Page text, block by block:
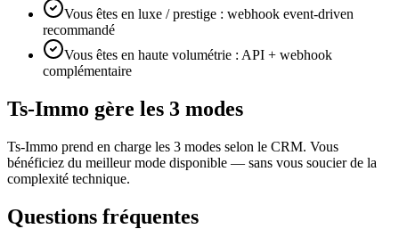
Vous êtes en luxe / prestige : webhook event-driven
recommandé
Vous êtes en haute volumétrie : API + webhook
complémentaire
Ts-Immo gère les 3 modes
Ts-Immo prend en charge les 3 modes selon le CRM. Vous
bénéficiez du meilleur mode disponible — sans vous soucier de la
complexité technique.
Questions fréquentes